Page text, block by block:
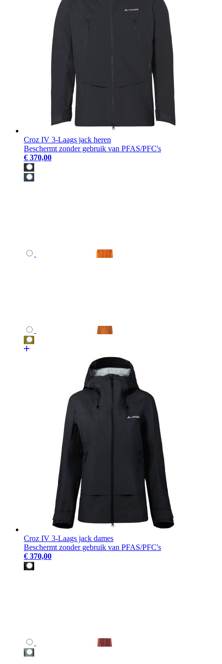
Croz IV 3-Laags jack heren
Beschermt zonder gebruik van PFAS/PFC's
€ 370,00
Croz IV 3-Laags jack dames
Beschermt zonder gebruik van PFAS/PFC's
€ 370,00